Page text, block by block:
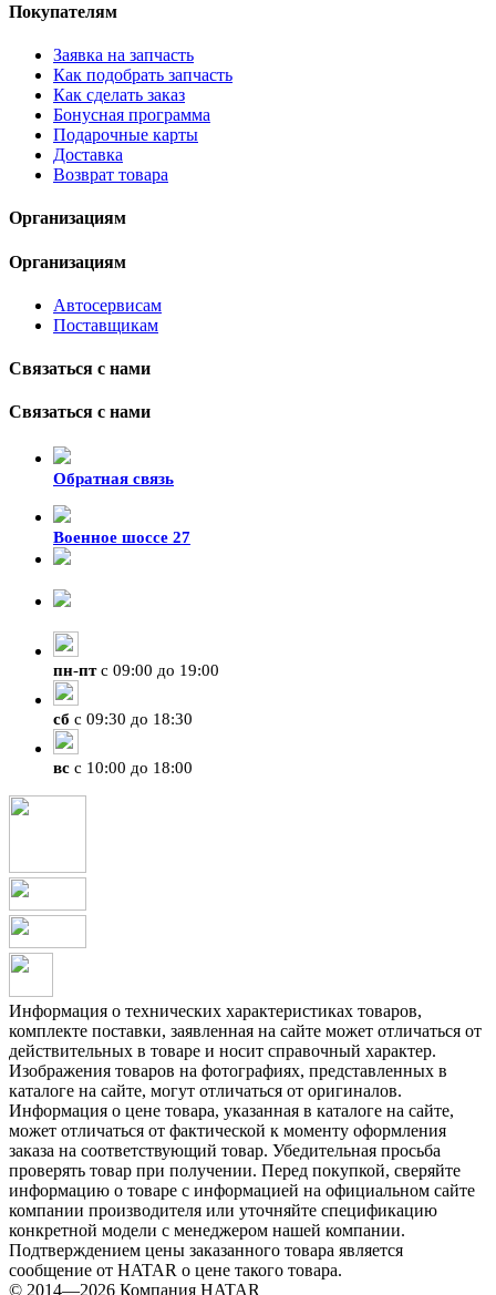
Покупателям
Заявка на запчасть
Как подобрать запчасть
Как сделать заказ
Бонусная программа
Подарочные карты
Доставка
Возврат товара
Организациям
Организациям
Автосервисам
Поставщикам
Связаться с нами
Связаться с нами
Обратная связь
Военное шоссе 27
пн-птс 09:00 до 19:00
сб с 09:30 до 18:30
вс с 10:00 до 18:00
Информация о технических характеристиках товаров,
комплекте поставки, заявленная на сайте может отличаться от
действительных в товаре и носит справочный характер.
Изображения товаров на фотографиях, представленных в
каталоге на сайте, могут отличаться от оригиналов.
Информация о цене товара, указанная в каталоге на сайте,
может отличаться от фактической к моменту оформления
заказа на соответствующий товар. Убедительная просьба
проверять товар при получении. Перед покупкой, сверяйте
информацию о товаре с информацией на официальном сайте
компании производителя или уточняйте спецификацию
конкретной модели с менеджером нашей компании.
Подтверждением цены заказанного товара является
сообщение от HATAR о цене такого товара.
© 2014—2026 Компания HATAR